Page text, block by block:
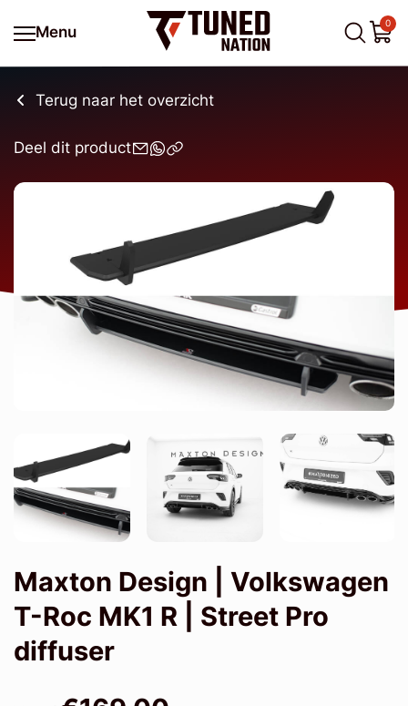
Menu
0
Terug naar het overzicht
Deel dit product
Maxton Design | Volkswagen
T-Roc MK1 R | Street Pro
diffuser